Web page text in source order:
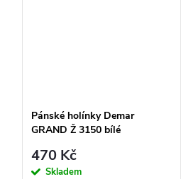
Pánské holínky Demar
GRAND Ž 3150 bílé
470 Kč
Skladem